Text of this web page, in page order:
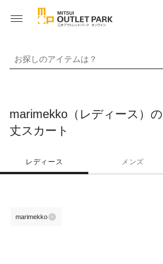
お探しのアイテムは？
marimekko（レディース）
丈スカート
レディース メンズ
marimekko